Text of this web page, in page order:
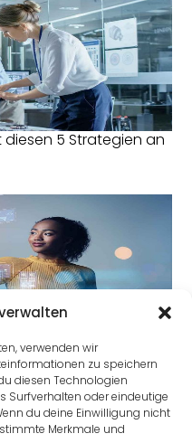
verwenden wir
zu speichern
diesen Technologien
Surfverhalten oder eindeutige
du deine Einwilligung nicht
Merkmale und
diesen 5 Strategien an